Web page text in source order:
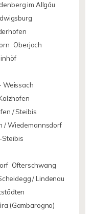
im Allgäu
Oberjoch
Weissach
/ Steibis
/ Wiedemannsdorf
Steibis
Ofterschwang
/ Lindenau
(Gambarogno)